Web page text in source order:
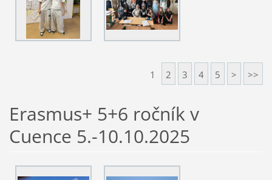
1 2 3 4 5 > >>
Erasmus+ 5+6 ročník v
Cuence 5.-10.10.2025